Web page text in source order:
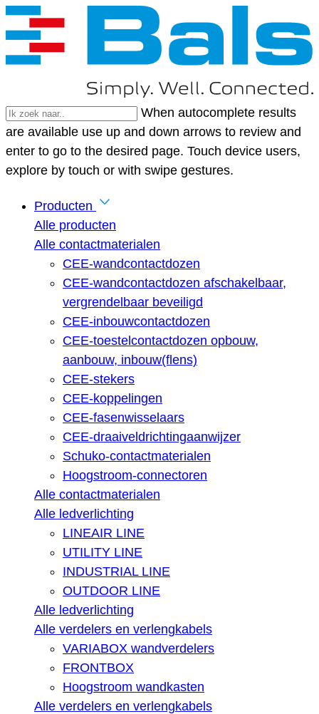
When autocomplete results
are available use up and down arrows to review and
enter to go to the desired page. Touch device users,
explore by touch or with swipe gestures.
Producten
Alle producten
Alle contactmaterialen
CEE-wandcontactdozen
CEE-wandcontactdozen afschakelbaar,
vergrendelbaar beveiligd
CEE-inbouwcontactdozen
CEE-toestelcontactdozen opbouw,
aanbouw, inbouw(flens)
CEE-stekers
CEE-koppelingen
CEE-fasenwisselaars
CEE-draaiveldrichtingaanwijzer
Schuko-contactmaterialen
Hoogstroom-connectoren
Alle contactmaterialen
Alle ledverlichting
LINEAIR LINE
UTILITY LINE
INDUSTRIAL LINE
OUTDOOR LINE
Alle ledverlichting
Alle verdelers en verlengkabels
VARIABOX wandverdelers
FRONTBOX
Hoogstroom wandkasten
Alle verdelers en verlengkabels